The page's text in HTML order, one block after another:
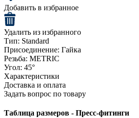
Добавить в избранное
Удалить из избранного
Тип: Standard
Присоединение: Гайка
Резьба: METRIC
Угол: 45°
Характеристики
Доставка и оплата
Задать вопрос по товару
Таблица размеров - Пресс-фитинги